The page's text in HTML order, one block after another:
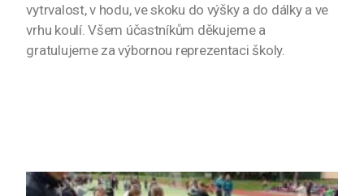
vytrvalost, v hodu, ve skoku do výšky a do dálky a ve
vrhu koulí. Všem účastníkům děkujeme a
gratulujeme za výbornou reprezentaci školy.